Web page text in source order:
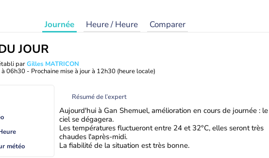
Journée Heure / Heure Comparer
JOUR
parGilles MATRICON
06h30 - Prochaine mise à jour à 12h30 (heure locale)
météo
Résumé de l’expert
Aujourd'hui à Gan Shemuel, amélioration en cours de journée : le
ciel se dégagera.
Les températures fluctueront entre 24 et 32°C, elles seront très
chaudes l'après-midi.
La fiabilité de la situation est très bonne.